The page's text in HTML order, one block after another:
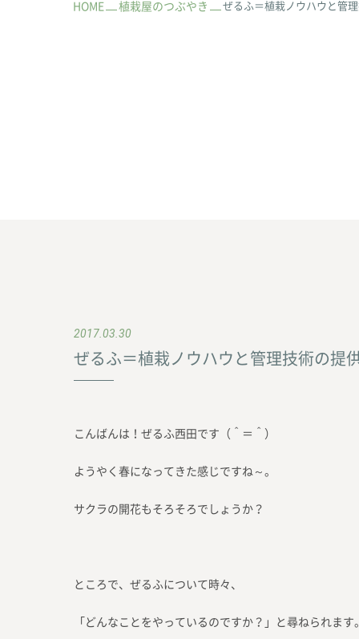
HOME 植栽屋のつぶやき ぜるふ＝植栽ノウハウと管
2017.03.30
ぜるふ＝植栽ノウハウと管理技術の提
こんばんは！ぜるふ西田です（＾＝＾）
ようやく春になってきた感じですね～。
サクラの開花もそろそろでしょうか？
ところで、ぜるふについて時々、
「どんなことをやっているのですか？」と尋ねられます